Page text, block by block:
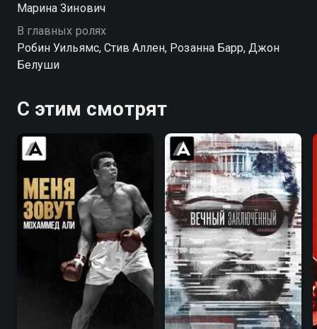
Марина Зинович
В главных ролях
Робин Уильямс, Стив Аллен, Розанна Барр, Джон
Белуши
С этим смотрят
7.1 7.4